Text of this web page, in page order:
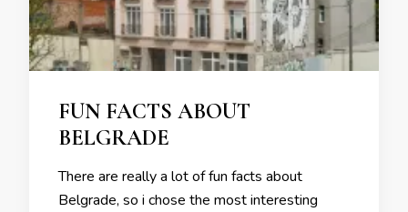
FUN FACTS ABOUT
BELGRADE
There are really a lot of fun facts about
Belgrade, so i chose the most interesting